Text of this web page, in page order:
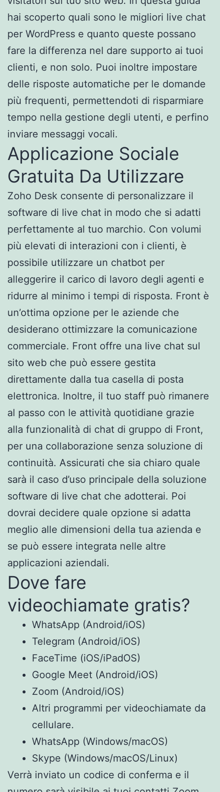
hai scoperto quali sono le migliori live chat
per WordPress e quanto queste possano
fare la differenza nel dare supporto ai tuoi
clienti, e non solo. Puoi inoltre impostare
delle risposte automatiche per le domande
più frequenti, permettendoti di risparmiare
tempo nella gestione degli utenti, e perfino
inviare messaggi vocali.
Applicazione Sociale
Gratuita Da Utilizzare
Zoho Desk consente di personalizzare il
software di live chat in modo che si adatti
perfettamente al tuo marchio. Con volumi
più elevati di interazioni con i clienti, è
possibile utilizzare un chatbot per
alleggerire il carico di lavoro degli agenti e
ridurre al minimo i tempi di risposta. Front è
un’ottima opzione per le aziende che
desiderano ottimizzare la comunicazione
commerciale. Front offre una live chat sul
sito web che può essere gestita
direttamente dalla tua casella di posta
elettronica. Inoltre, il tuo staff può rimanere
al passo con le attività quotidiane grazie
alla funzionalità di chat di gruppo di Front,
per una collaborazione senza soluzione di
continuità. Assicurati che sia chiaro quale
sarà il caso d’uso principale della soluzione
software di live chat che adotterai. Poi
dovrai decidere quale opzione si adatta
meglio alle dimensioni della tua azienda e
se può essere integrata nelle altre
applicazioni aziendali.
Dove fare
videochiamate gratis?
WhatsApp (Android/iOS)
Telegram (Android/iOS)
FaceTime (iOS/iPadOS)
Google Meet (Android/iOS)
Zoom (Android/iOS)
Altri programmi per videochiamate da
cellulare.
WhatsApp (Windows/macOS)
Skype (Windows/macOS/Linux)
Verrà inviato un codice di conferma e il